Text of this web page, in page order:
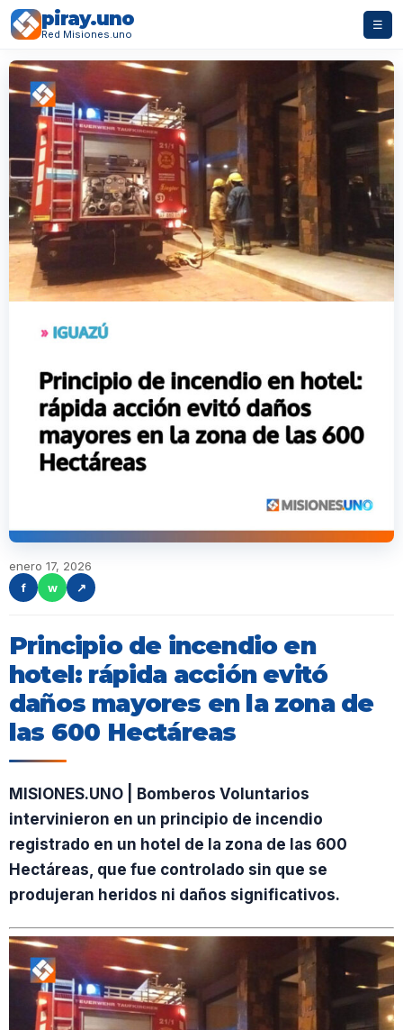
piray.uno
Red Misiones.uno
☰
enero 17, 2026
f
w ↗
Principio de incendio en
hotel: rápida acción evitó
daños mayores en la zona de
las 600 Hectáreas
MISIONES.UNO | Bomberos Voluntarios
intervinieron en un principio de incendio
registrado en un hotel de la zona de las 600
Hectáreas, que fue controlado sin que se
produjeran heridos ni daños significativos.